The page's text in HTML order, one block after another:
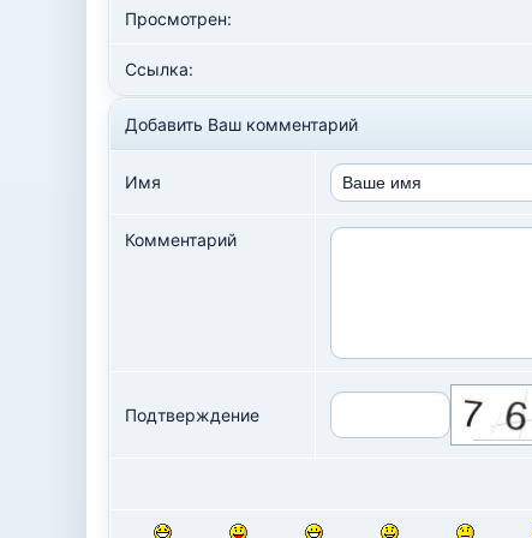
Просмотрен:
Ссылка:
Добавить Ваш комментарий
Имя
Комментарий
Подтверждение